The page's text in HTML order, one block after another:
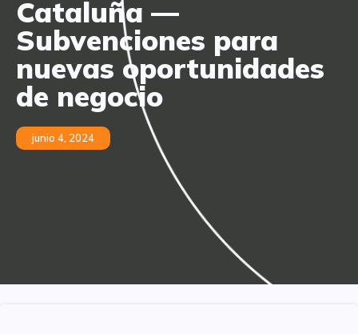
Cataluña —
Subvenciones para
nuevas oportunidades
de negocio
junio 4, 2024